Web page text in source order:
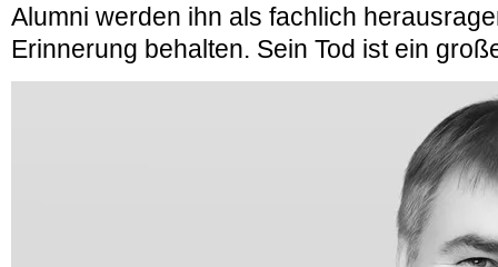
Alumni werden ihn als fachlich
Erinnerung behalten. Sein Tod ist ein